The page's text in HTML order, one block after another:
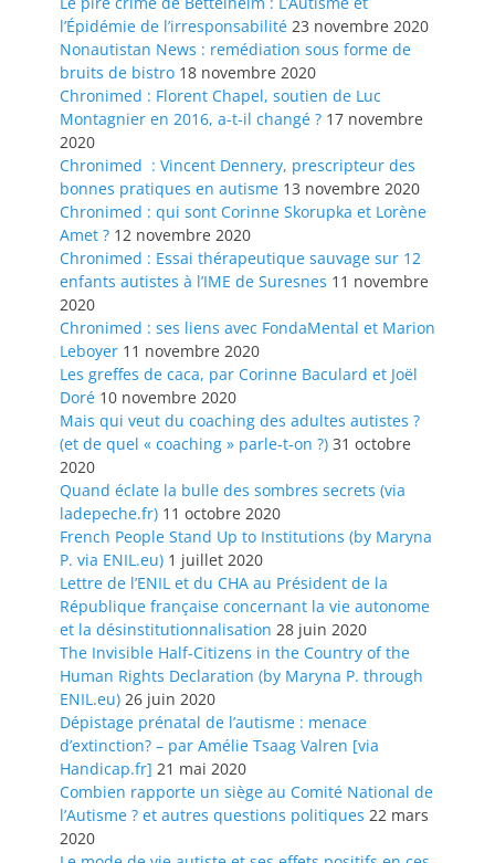
l’Épidémie de l’irresponsabilité 23 novembre 2020
Nonautistan News : remédiation sous forme de
bruits de bistro 18 novembre 2020
Chronimed : Florent Chapel, soutien de Luc
Montagnier en 2016, a-t-il changé ? 17 novembre
2020
Chronimed : Vincent Dennery, prescripteur des
bonnes pratiques en autisme 13 novembre 2020
Chronimed : qui sont Corinne Skorupka et Lorène
Amet ? 12 novembre 2020
Chronimed : Essai thérapeutique sauvage sur 12
enfants autistes à l’IME de Suresnes 11 novembre
2020
Chronimed : ses liens avec FondaMental et Marion
Leboyer 11 novembre 2020
Les greffes de caca, par Corinne Baculard et Joël
Doré 10 novembre 2020
Mais qui veut du coaching des adultes autistes ?
(et de quel « coaching » parle-t-on ?) 31 octobre
2020
Quand éclate la bulle des sombres secrets (via
ladepeche.fr) 11 octobre 2020
French People Stand Up to Institutions (by Maryna
P. via ENIL.eu) 1 juillet 2020
Lettre de l’ENIL et du CHA au Président de la
République française concernant la vie autonome
et la désinstitutionnalisation 28 juin 2020
The Invisible Half-Citizens in the Country of the
Human Rights Declaration (by Maryna P. through
ENIL.eu) 26 juin 2020
Dépistage prénatal de l’autisme : menace
d’extinction? – par Amélie Tsaag Valren [via
Handicap.fr] 21 mai 2020
Combien rapporte un siège au Comité National de
l’Autisme ? et autres questions politiques 22 mars
2020